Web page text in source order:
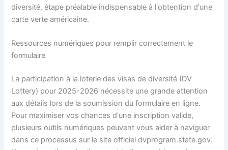
diversité, étape préalable indispensable à l'obtention d'une
carte verte américaine.
Ressources numériques pour remplir correctement le
formulaire
La participation à la loterie des visas de diversité (DV
Lottery) pour 2025-2026 nécessite une grande attention
aux détails lors de la soumission du formulaire en ligne.
Pour maximiser vos chances d'une inscription valide,
plusieurs outils numériques peuvent vous aider à naviguer
dans ce processus sur le site officiel dvprogram.state.gov.